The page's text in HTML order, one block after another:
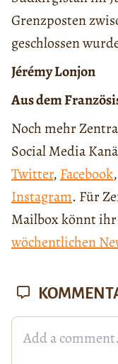
Grenzposten
geschlossen
Jérémy Lonjon
Aus dem
Noch mehr
Social Media
Twitter, Facebook,
Instagram. Für
Mailbox könnt ihr
wöchentlichen